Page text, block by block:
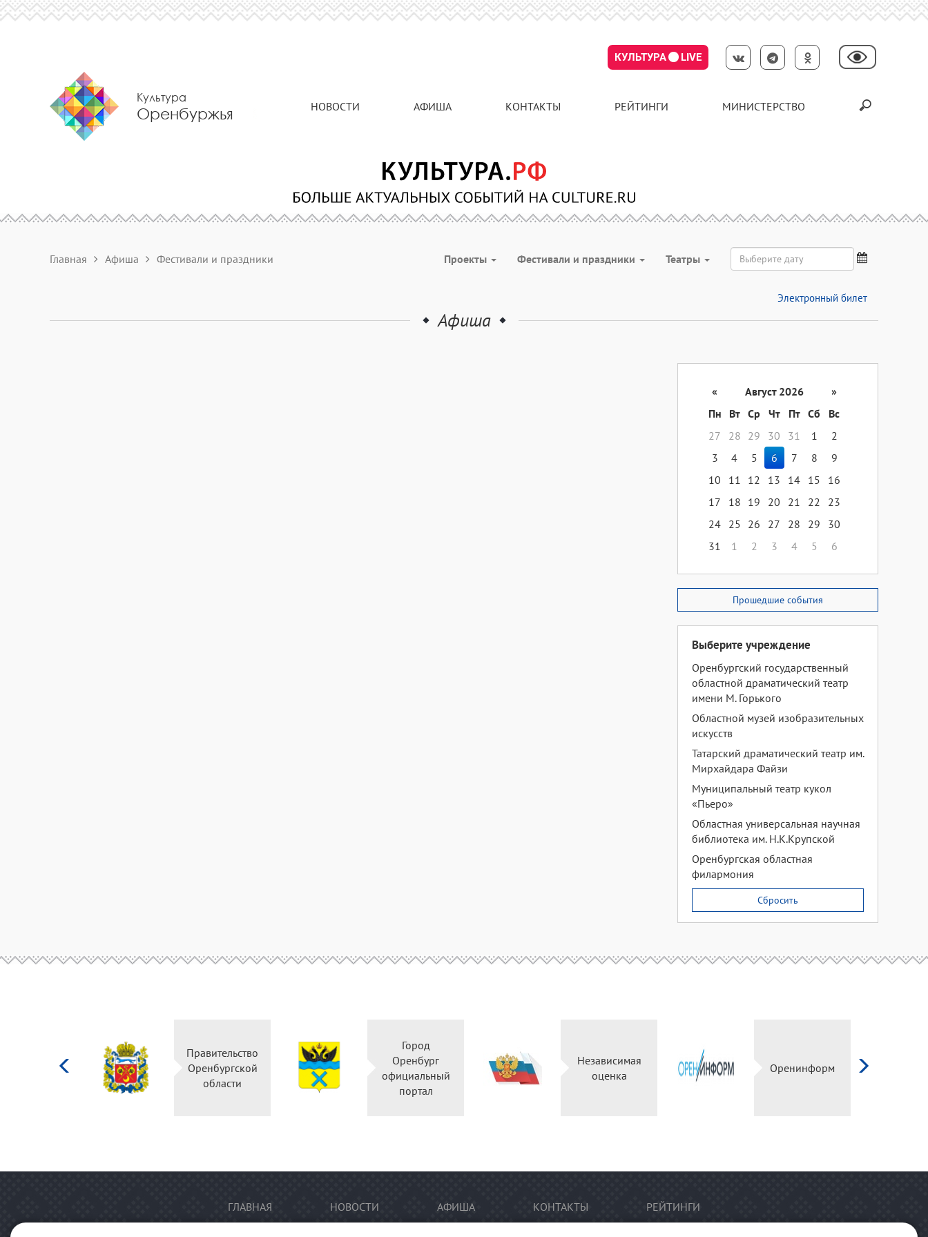
КУЛЬТУРА LIVE
Культура
Оренбуржья НОВОСТИ АФИША КОНТАКТЫ РЕЙТИНГИ МИНИСТЕРСТВО
Главная Афиша Фестивали и праздники Проекты Фестивали и праздники Театры
Электронный билет
Афиша
« Август 2026
»
Пн
Вт Ср Чт Пт Сб
Вс
27
28 29 30 31 1
2
3
4 5 6 7 8
9
10
11 12 13 14 15
16
17
18 19 20 21 22
23
24 25 26 27 28 29
30
31
1 2 3 4 5 6
Прошедшие события
Выберите учреждение
Оренбургский государственный
областной драматический театр
имени М. Горького
Областной музей изобразительных
искусств
Татарский драматический театр им.
Мирхайдара Файзи
Муниципальный театр кукол
«Пьеро»
Областная универсальная научная
библиотека им. Н.К.Крупской
Оренбургская областная
филармония
Сбросить
Правительство
Оренбургской
области
Город
Оренбург
официальный
портал
Независимая
оценка
Оренинформ
ГЛАВНАЯ НОВОСТИ АФИША КОНТАКТЫ РЕЙТИНГИ